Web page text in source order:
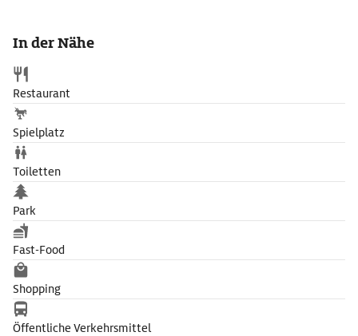
überdacht. 1949 wandelte man ihn in eine Spielbank um. Nach
Restaurierungs- und Wiederaufbaumaßnahmen fungiert das
Casino heute als Atlantic Grand Hotel.
In der Nähe
Restaurant
Spielplatz
Toiletten
Park
Fast-Food
Shopping
Öffentliche Verkehrsmittel